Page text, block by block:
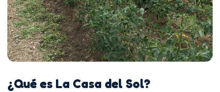
¿Qué es La Casa del Sol?